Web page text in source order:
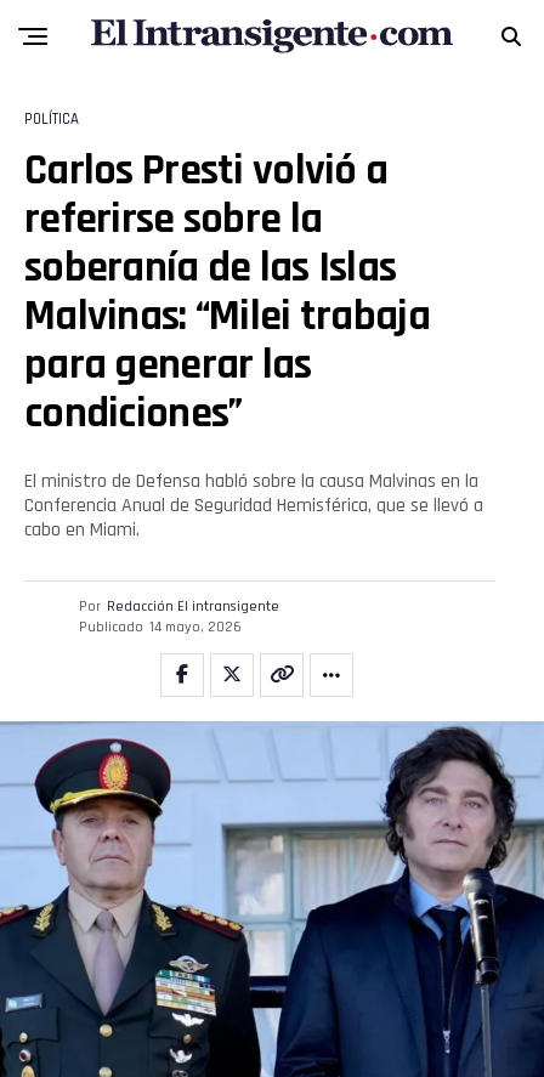
POLÍTICA
Carlos Presti volvió a
referirse sobre la
soberanía de las Islas
Malvinas: “Milei trabaja
para generar las
condiciones”
El ministro de Defensa habló sobre la causa Malvinas en la
Conferencia Anual de Seguridad Hemisférica, que se llevó a
cabo en Miami.
Por Redacción El intransigente
Publicado 14 mayo, 2026